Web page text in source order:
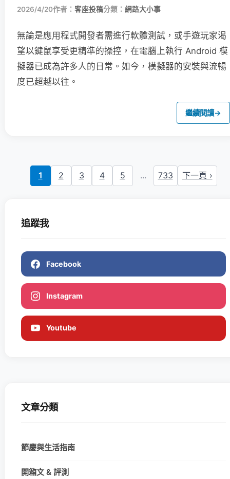
2026/4/20作者： 客座投稿分類： 網路大小事
無論是應用程式開發者需進行軟體測試，或手遊玩家渴
望以鍵鼠享受更精準的操控，在電腦上執行 Android 模
擬器已成為許多人的日常。如今，模擬器的安裝與流暢
度已超越以往。
繼續閱讀→
1 2 3 4 5 ... 733 下一頁 ›
追蹤我
Facebook
Instagram
Youtube
文章分類
節慶與生活指南
開箱文 & 評測